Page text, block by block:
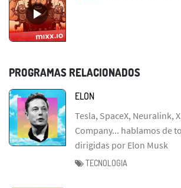
PROGRAMAS RELACIONADOS
ELON
Tesla, SpaceX, Neuralink,
Company... hablamos de
dirigidas por Elon Musk
TECNOLOGIA